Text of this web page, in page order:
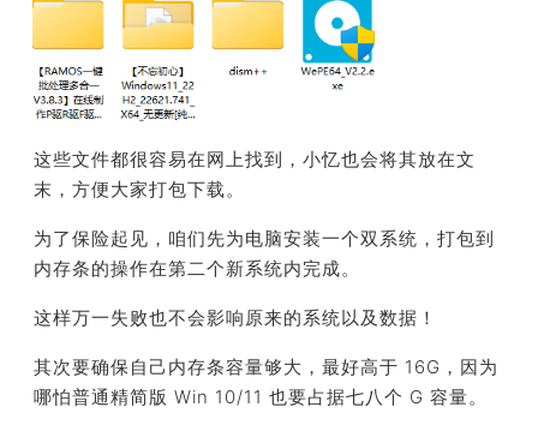
这些文件都很容易在网上找到，小忆也会将其放在文
末，方便大家打包下载。
为了保险起见，咱们先为电脑安装一个双系统，打包到
内存条的操作在第二个新系统内完成。
这样万一失败也不会影响原来的系统以及数据！
其次要确保自己内存条容量够大，最好高于 16G， 因为
哪怕普通精简版 Win 10/11 也要占据七八个 G 容量。